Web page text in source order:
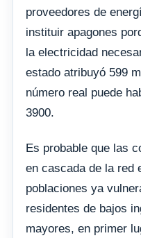
proveedores de
instituir apagones
la electricidad
estado atribuyó 599
número real puede
3900.
Es probable que las
en cascada de la red
poblaciones ya
residentes de bajos
mayores, en primer